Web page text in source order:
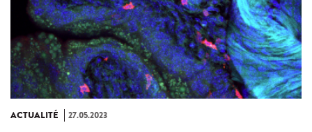
ACTUALITÉ 27.05.2023